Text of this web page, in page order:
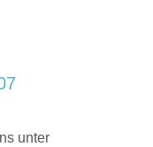
unter